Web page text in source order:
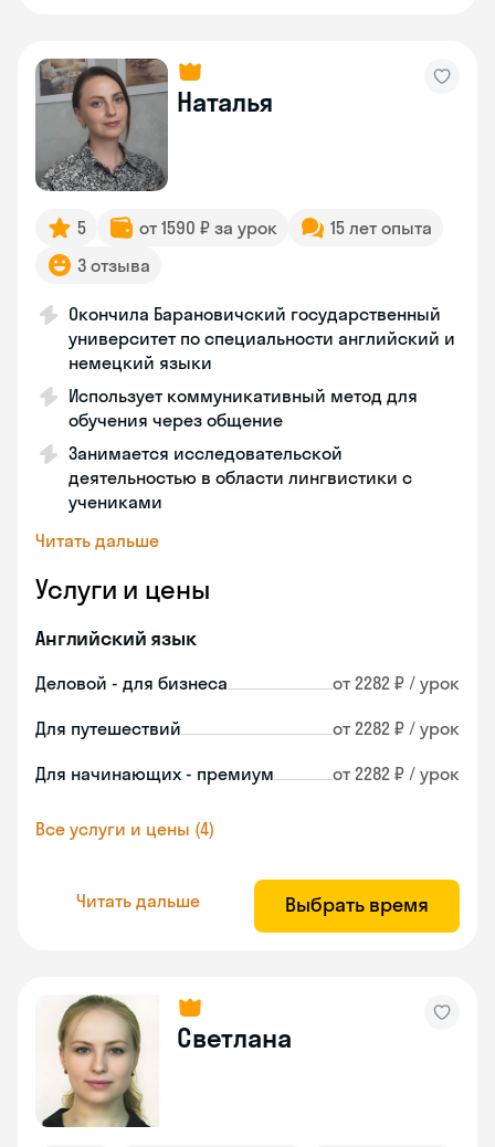
Наталья
5 от 1590 ₽ за урок
15 лет опыта
3 отзыва
Окончила Барановичский государственный
университет по специальности английский и
немецкий языки
Использует коммуникативный метод для
обучения через общение
Занимается исследовательской
деятельностью в области лингвистики с
учениками
Читать дальше
Услуги и цены
Английский язык
Деловой - для бизнеса от 2282 ₽ / урок
Для путешествий от 2282 ₽ / урок
Для начинающих - премиум от 2282 ₽ / урок
Все услуги и цены (4)
Читать дальше Выбрать время
Светлана